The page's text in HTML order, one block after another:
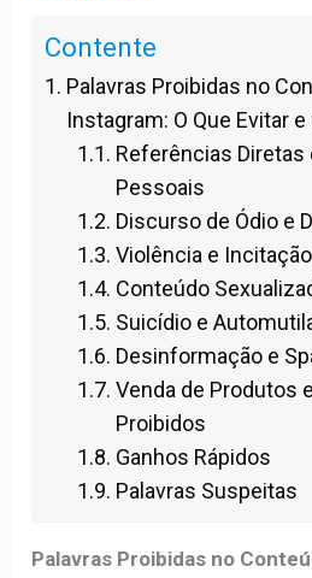
Contente
Palavras Proibidas no
Instagram: O Que Evitar
Referências Diretas
Pessoais
Discurso de Ódio e
Violência e
Conteúdo
Suicídio e
Desinformação e
Venda de Produtos
Proibidos
Ganhos Rápidos
Palavras Suspeitas
Palavras Proibidas no